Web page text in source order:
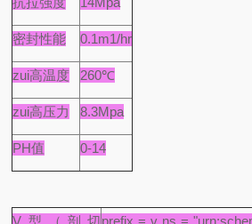
密封性能 0.1m1/hr
zui高温度 260℃
zui高压力 8.3Mpa
PH值 0-14
V型（剖切prefix = v ns =